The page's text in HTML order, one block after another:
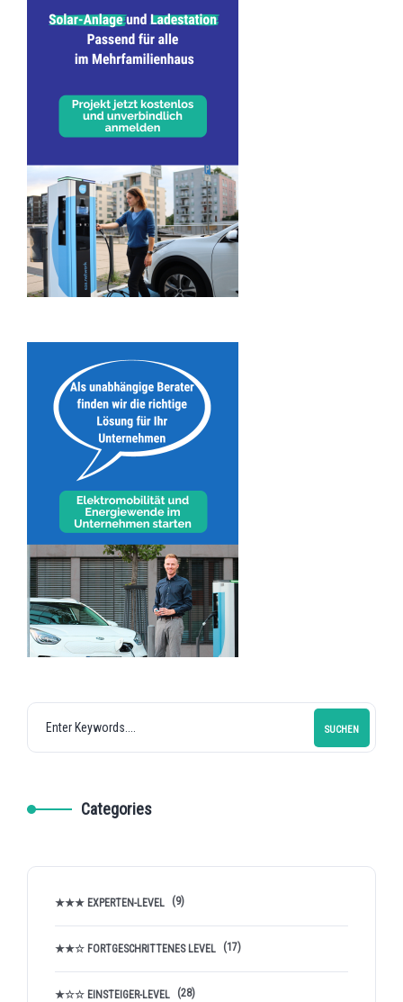
SUCHEN
Categories
★★★ EXPERTEN-LEVEL (9)
★★☆ FORTGESCHRITTENES LEVEL (17)
★☆☆ EINSTEIGER-LEVEL (28)